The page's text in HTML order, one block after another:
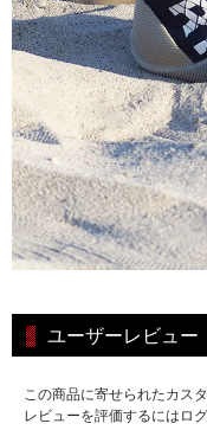
ユーザーレビュー
この商品に寄せられたカス
レビューを評価するにはロ